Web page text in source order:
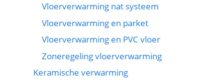
Vloerverwarming nat systeem
Vloerverwarming en parket
Vloerverwarming en PVC vloer
Zoneregeling vloerverwarming
Keramische verwarming